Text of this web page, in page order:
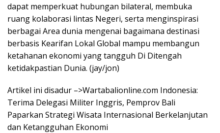
dapat memperkuat hubungan bilateral, membuka
ruang kolaborasi lintas Negeri, serta menginspirasi
berbagai Area dunia mengenai bagaimana destinasi
berbasis Kearifan Lokal Global mampu membangun
ketahanan ekonomi yang tangguh Di Ditengah
ketidakpastian Dunia. (jay/jon)
Artikel ini disadur –>Wartabalionline.com Indonesia:
Terima Delegasi Militer Inggris, Pemprov Bali
Paparkan Strategi Wisata Internasional Berkelanjutan
dan Ketangguhan Ekonomi